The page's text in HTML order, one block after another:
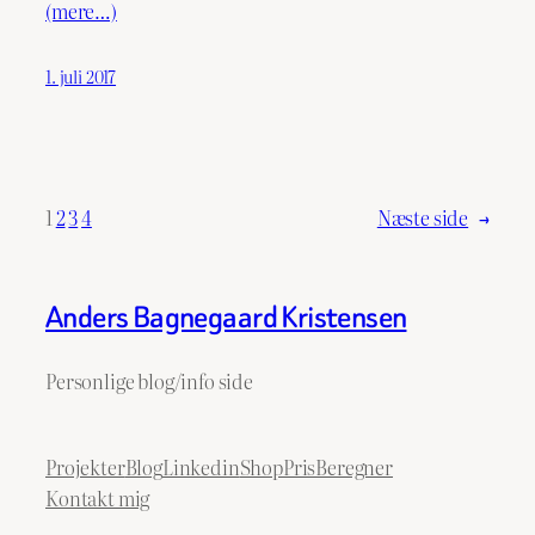
(mere…)
1. juli 2017
1234 Næste side →
Anders Bagnegaard Kristensen
Personlige blog/info side
ProjekterBlogLinkedinShopPrisBeregner
Kontakt mig